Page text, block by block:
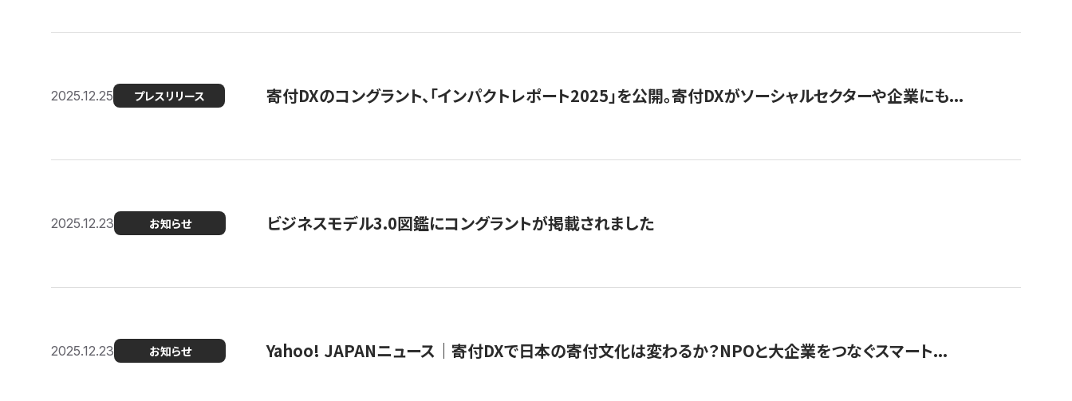
2025.12.25 プレスリリース 寄付DXのコングラント、「インパクトレポート2025」を公開。寄付DXがソーシャルセクターや企業にも...
2025.12.23 お知らせ ビジネスモデル3.0図鑑にコングラントが掲載されました
2025.12.23 お知らせ Yahoo! JAPANニュース｜寄付DXで日本の寄付文化は変わるか？NPOと大企業をつなぐスマート...